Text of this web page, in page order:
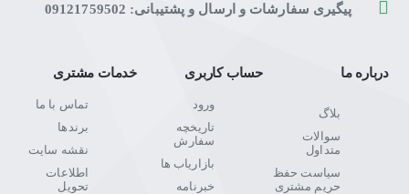
پیگیری سفارشات و ارسال و پشتیبانی: 09121759502
درباره ما
بلاگ
سوالات
متداول
سیاست حفظ
حریم مشتری
حساب کاربری
ورود
تاریخچه
سفارش
بازاریاب ها
خبرنامه
خدمات مشتری
تماس با ما
برندها
نقشه سایت
اطلاعات
تحویل